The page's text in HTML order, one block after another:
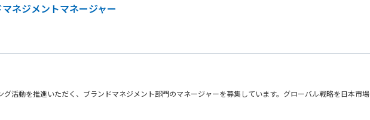
め、英語力をフルに活かせる職場です。
ことができます。
２回程度発生する可能性がございます。
ネジメントマネージャー
活動を推進いただく、ブランドマネジメント部門のマネージャーを募集しています。グローバル戦略を日本市